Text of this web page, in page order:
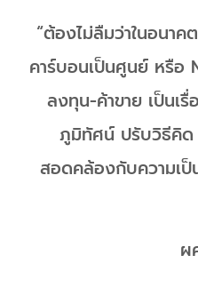
“ต้องไม่ลืมว่าในอนาค
คาร์บอนเป็นศูนย์ หรือ
ลงทุน-ค้าขาย เป็นเ
ภูมิทัศน์ ปรับวิธีคิด
สอดคล้องกับความเป็
ผ